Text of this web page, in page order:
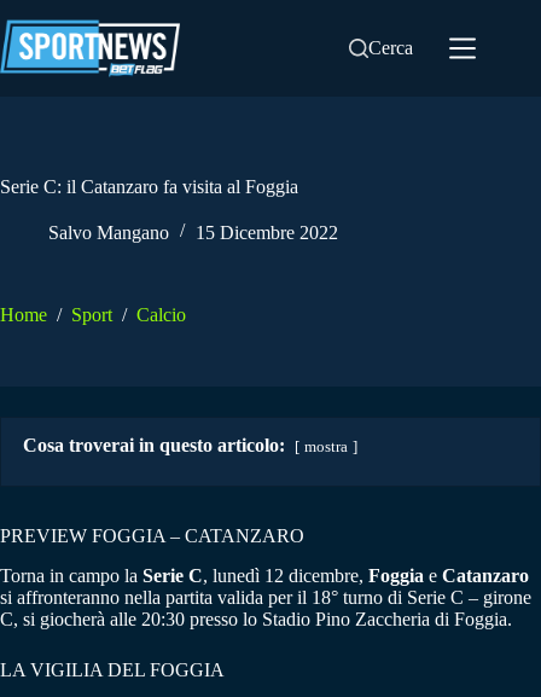
al
contenuto
Cerca
Serie C: il Catanzaro fa visita al Foggia
Salvo Mangano 15 Dicembre 2022
Home / Sport / Calcio
Cosa troverai in questo articolo: mostra
PREVIEW FOGGIA – CATANZARO
Torna in campo la Serie C, lunedì 12 dicembre, Foggia e Catanzaro
si affronteranno nella partita valida per il 18° turno di Serie C – girone
C, si giocherà alle 20:30 presso lo Stadio Pino Zaccheria di Foggia.
LA VIGILIA DEL FOGGIA